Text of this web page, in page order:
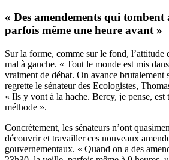
« Des amendements qui tombent
parfois même une heure avant »
Sur la forme, comme sur le fond, l’attitude
mal à gauche. « Tout le monde est mis
vraiment de débat. On avance brutalement
regrette le sénateur des Ecologistes,
« Ils y vont à la hache. Bercy, je pense, est
méthode ».
Concrètement, les sénateurs n’ont
découvrir et travailler ces nouveaux
gouvernementaux. « Quand on a des